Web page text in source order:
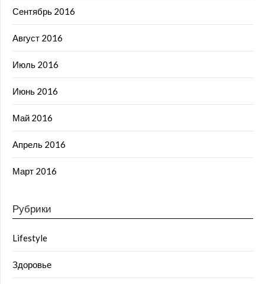
Сентябрь 2016
Август 2016
Июль 2016
Июнь 2016
Май 2016
Апрель 2016
Март 2016
Рубрики
Lifestyle
Здоровье